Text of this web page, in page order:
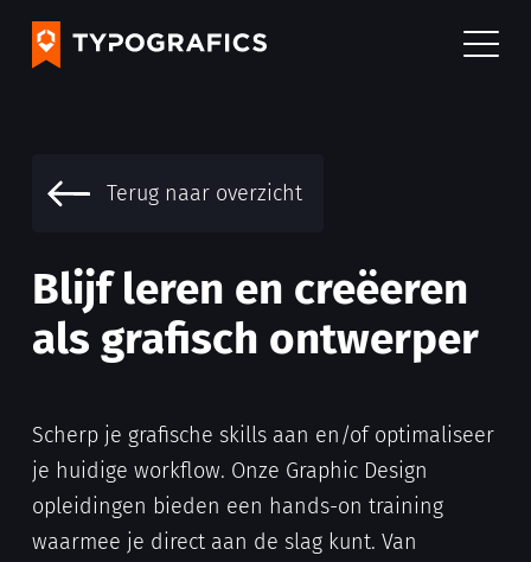
Terug naar overzicht
Blijf leren en creëeren
als grafisch ontwerper
Scherp je grafische skills aan en/of optimaliseer
je huidige workflow. Onze Graphic Design
opleidingen bieden een hands-on training
waarmee je direct aan de slag kunt. Van